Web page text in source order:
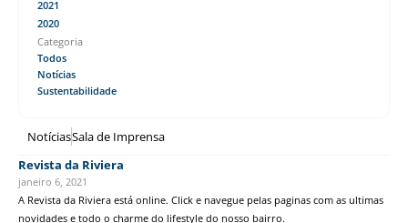
NotíciasSala de Imprensa
Revista da Riviera
janeiro 6, 2021
A Revista da Riviera está online. Click e navegue pelas paginas com as ultimas
novidades e todo o charme do lifestyle do nosso bairro.
2021
2020
Categoria
Notícias
Sustentabilidade
Todos